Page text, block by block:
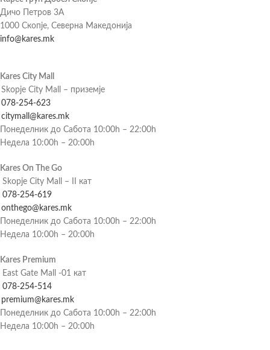
Дичо Петров 3А
1000 Скопје, Северна Македонија
info@kares.mk
Kares City Mall
Skopje City Mall – приземје
078-254-623
citymall@kares.mk
Понеделник до Сабота 10:00h – 22:00h
Недела 10:00h – 20:00h
Kares On The Go
Skopje City Mall – II кат
078-254-619
onthego@kares.mk
Понеделник до Сабота 10:00h – 22:00h
Недела 10:00h – 20:00h
Kares Premium
East Gate Mall -01 кат
078-254-514
premium@kares.mk
Понеделник до Сабота 10:00h – 22:00h
Недела 10:00h – 20:00h